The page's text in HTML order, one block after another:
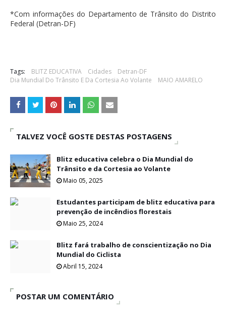
*Com informações do Departamento de Trânsito do Distrito
Federal (Detran-DF)
Tags: BLITZ EDUCATIVA Cidades
Detran-DF
Dia Mundial Do Trânsito E Da Cortesia Ao Volante
MAIO AMARELO
TALVEZ VOCÊ GOSTE DESTAS POSTAGENS
Blitz educativa celebra o Dia Mundial do
Trânsito e da Cortesia ao Volante
Maio 05, 2025
Estudantes participam de blitz educativa para
prevenção de incêndios florestais
Maio 25, 2024
Blitz fará trabalho de conscientização no Dia
Mundial do Ciclista
Abril 15, 2024
POSTAR UM COMENTÁRIO